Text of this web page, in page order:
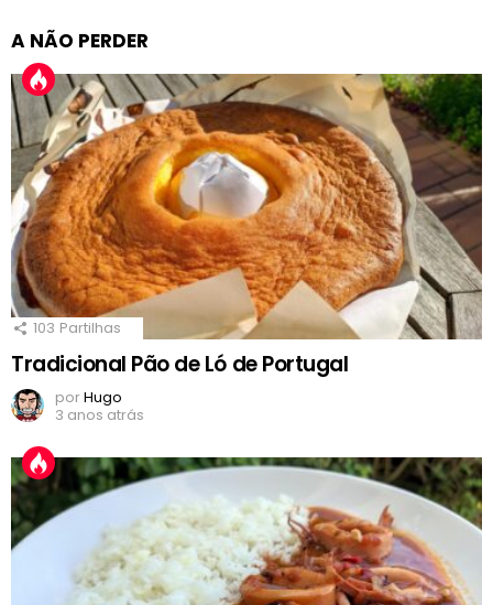
A NÃO PERDER
103 Partilhas
Tradicional Pão de Ló de Portugal
porHugo
3 anos atrás